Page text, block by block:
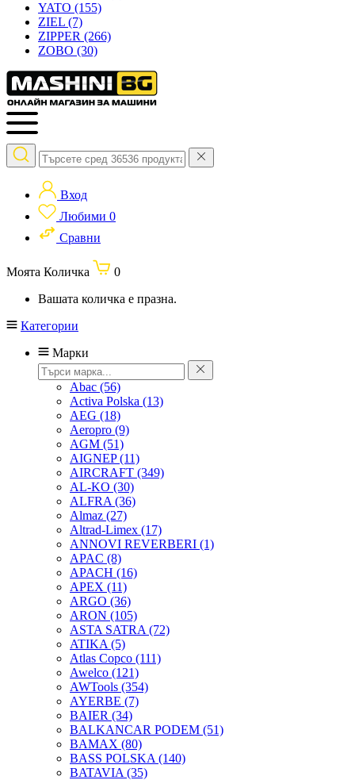
YATO (155)
ZIEL (7)
ZIPPER (266)
ZOBO (30)
Вход
Любими 0
Сравни
Моята Количка
0
Вашата количка е празна.
Категории
Марки
Abac (56)
Activa Polska (13)
AEG (18)
Aeropro (9)
AGM (51)
AIGNEP(11)
AIRCRAFT (349)
AL-KO (30)
ALFRA (36)
Almaz (27)
Altrad-Limex (17)
ANNOVI REVERBERI (1)
APAC (8)
APACH (16)
APEX (11)
ARGO (36)
ARON (105)
ASTA SATRA (72)
ATIKA (5)
Atlas Copco (111)
Awelco (121)
AWTools (354)
AYERBE (7)
BAIER (34)
BALKANCAR PODEM (51)
BAMAX (80)
BASS POLSKA (140)
BATAVIA (35)